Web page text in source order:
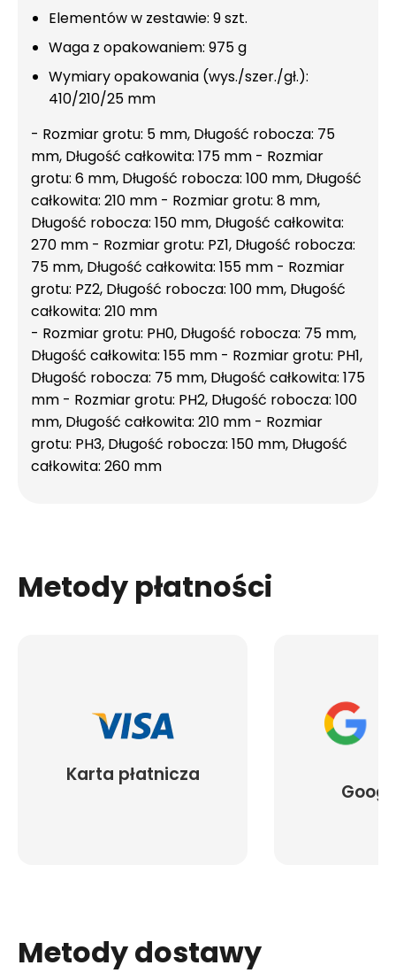
Elementów w zestawie: 9 szt.
Waga z opakowaniem: 975 g
Wymiary opakowania (wys./szer./gł.):
410/210/25 mm
- Rozmiar grotu: 5 mm, Długość robocza: 75
mm, Długość całkowita: 175 mm - Rozmiar
grotu: 6 mm, Długość robocza: 100 mm, Długość
całkowita: 210 mm - Rozmiar grotu: 8 mm,
Długość robocza: 150 mm, Długość całkowita:
270 mm - Rozmiar grotu: PZ1, Długość robocza:
75 mm, Długość całkowita: 155 mm - Rozmiar
grotu: PZ2, Długość robocza: 100 mm, Długość
całkowita: 210 mm
- Rozmiar grotu: PH0, Długość robocza: 75 mm,
Długość całkowita: 155 mm - Rozmiar grotu: PH1,
Długość robocza: 75 mm, Długość całkowita: 175
mm - Rozmiar grotu: PH2, Długość robocza: 100
mm, Długość całkowita: 210 mm - Rozmiar
grotu: PH3, Długość robocza: 150 mm, Długość
całkowita: 260 mm
Metody płatności
Karta płatnicza
Metody dostawy